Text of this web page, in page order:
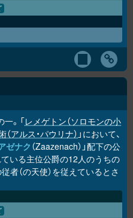
。「レメゲトン（ソロモンの小
アルス・パウリナ） 」において、
ゼナク （Zaazenach）」配下の公
いる主位公爵の12人のうちの
者（の天使）を従えているとさ